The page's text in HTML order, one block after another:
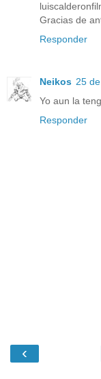
Gracias de
Responder
Neikos 25
Yo aun la
Responder
‹